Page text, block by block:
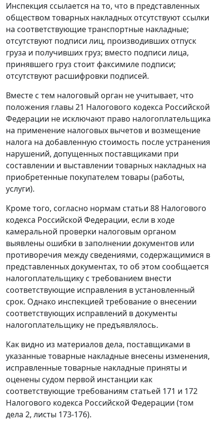
Инспекция ссылается на то, что в представленных
обществом товарных накладных отсутствуют ссылки
на соответствующие транспортные накладные;
отсутствуют подписи лиц, производивших отпуск
груза и получивших груз; вместо подписи лица,
принявшего груз стоит факсимиле подписи;
отсутствуют расшифровки подписей.
Вместе с тем налоговый орган не учитывает, что
положения главы 21 Налогового кодекса Российской
Федерации не исключают право налогоплательщика
на применение налоговых вычетов и возмещение
налога на добавленную стоимость после устранения
нарушений, допущенных поставщиками при
составлении и выставлении товарных накладных на
приобретенные покупателем товары (работы,
услуги).
Кроме того, согласно нормам статьи 88 Налогового
кодекса Российской Федерации, если в ходе
камеральной проверки налоговым органом
выявлены ошибки в заполнении документов или
противоречия между сведениями, содержащимися в
представленных документах, то об этом сообщается
налогоплательщику с требованием внести
соответствующие исправления в установленный
срок. Однако инспекцией требование о внесении
соответствующих исправлений в документы
налогоплательщику не предъявлялось.
Как видно из материалов дела, поставщиками в
указанные товарные накладные внесены изменения,
исправленные товарные накладные приняты и
оценены судом первой инстанции как
соответствующие требованиям статьей 171 и 172
Налогового кодекса Российской Федерации (том
дела 2, листы 173-176).